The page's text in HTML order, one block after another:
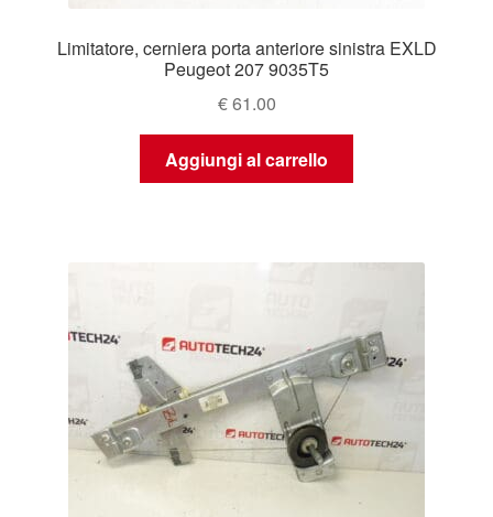
Limitatore, cerniera porta anteriore sinistra EXLD
Peugeot 207 9035T5
€61.00
Aggiungi al carrello